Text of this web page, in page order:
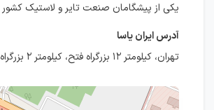
یکی از پیشگامان صنعت تایر و لاستیک
آدرس ایران یاسا
تهران، کیلومتر ۱۲ بزرگراه فتح، کیلومتر ۲ بزرگراه باغستان